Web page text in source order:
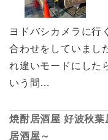
ヨドバシカメラに行
合わせをしていまし
れ違いモードにした
いう間…
焼酎居酒屋 好波秋
居酒屋～